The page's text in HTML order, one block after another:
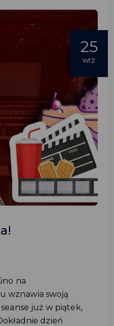
25
wrz
na
wznawia swoją
już w piątek,
dzień